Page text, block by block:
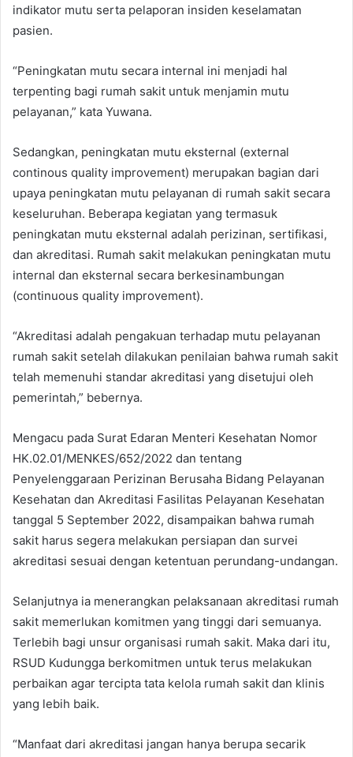
indikator mutu serta pelaporan insiden keselamatan
pasien.
“Peningkatan mutu secara internal ini menjadi hal
terpenting bagi rumah sakit untuk menjamin mutu
pelayanan,” kata Yuwana.
Sedangkan, peningkatan mutu eksternal (external
continous quality improvement) merupakan bagian dari
upaya peningkatan mutu pelayanan di rumah sakit secara
keseluruhan. Beberapa kegiatan yang termasuk
peningkatan mutu eksternal adalah perizinan, sertifikasi,
dan akreditasi. Rumah sakit melakukan peningkatan mutu
internal dan eksternal secara berkesinambungan
(continuous quality improvement).
“Akreditasi adalah pengakuan terhadap mutu pelayanan
rumah sakit setelah dilakukan penilaian bahwa rumah sakit
telah memenuhi standar akreditasi yang disetujui oleh
pemerintah,” bebernya.
Mengacu pada Surat Edaran Menteri Kesehatan Nomor
HK.02.01/MENKES/652/2022 dan tentang
Penyelenggaraan Perizinan Berusaha Bidang Pelayanan
Kesehatan dan Akreditasi Fasilitas Pelayanan Kesehatan
tanggal 5 September 2022, disampaikan bahwa rumah
sakit harus segera melakukan persiapan dan survei
akreditasi sesuai dengan ketentuan perundang-undangan.
Selanjutnya ia menerangkan pelaksanaan akreditasi rumah
sakit memerlukan komitmen yang tinggi dari semuanya.
Terlebih bagi unsur organisasi rumah sakit. Maka dari itu,
RSUD Kudungga berkomitmen untuk terus melakukan
perbaikan agar tercipta tata kelola rumah sakit dan klinis
yang lebih baik.
“Manfaat dari akreditasi jangan hanya berupa secarik